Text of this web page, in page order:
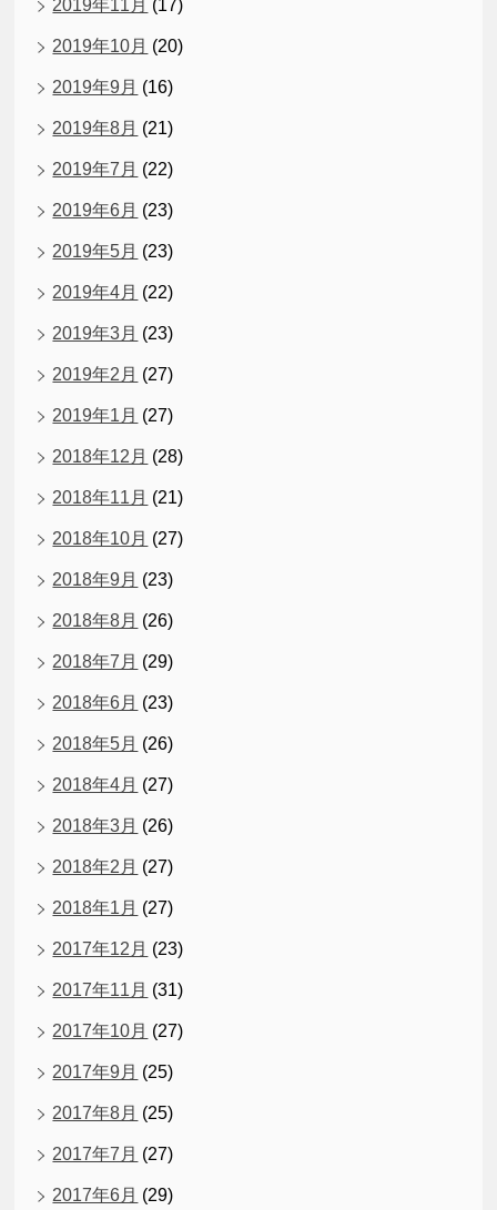
2019年11月 (17)
2019年10月 (20)
2019年9月 (16)
2019年8月 (21)
2019年7月 (22)
2019年6月 (23)
2019年5月 (23)
2019年4月 (22)
2019年3月 (23)
2019年2月 (27)
2019年1月 (27)
2018年12月 (28)
2018年11月 (21)
2018年10月 (27)
2018年9月 (23)
2018年8月 (26)
2018年7月 (29)
2018年6月 (23)
2018年5月 (26)
2018年4月 (27)
2018年3月 (26)
2018年2月 (27)
2018年1月 (27)
2017年12月 (23)
2017年11月 (31)
2017年10月 (27)
2017年9月 (25)
2017年8月 (25)
2017年7月 (27)
2017年6月 (29)